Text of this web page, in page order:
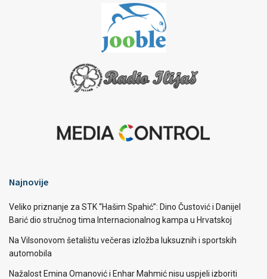
Najnovije
Veliko priznanje za STK “Hašim Spahić”: Dino Čustović i Danijel
Barić dio stručnog tima Internacionalnog kampa u Hrvatskoj
Na Vilsonovom šetalištu večeras izložba luksuznih i sportskih
automobila
Nažalost Emina Omanović i Enhar Mahmić nisu uspjeli izboriti